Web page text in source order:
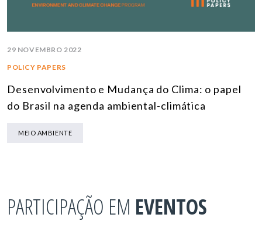
29 NOVEMBRO 2022
POLICY PAPERS
Desenvolvimento e Mudança do Clima: o papel
do Brasil na agenda ambiental-climática
MEIO AMBIENTE
PARTICIPAÇÃO EM EVENTOS